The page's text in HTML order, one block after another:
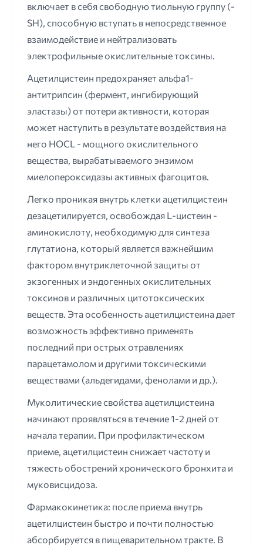
включает в себя свободную тиольную группу (-
SH), способную вступать в непосредственное
взаимодействие и нейтрализовать
электрофильные окислительные токсины.
Ацетилцистеин предохраняет альфа1-
антитрипсин (фермент, ингибирующий
эластазы) от потери активности, которая
может наступить в результате воздействия на
него HOCL - мощного окислительного
вещества, вырабатываемого энзимом
миелопероксидазы активных фагоцитов.
Легко проникая внутрь клетки ацетилцистеин
дезацетилируется, освобождая L-цистеин -
аминокислоту, необходимую для синтеза
глутатиона, который является важнейшим
фактором внутриклеточной защиты от
экзогенных и эндогенных окислительных
токсинов и различных цитотоксических
веществ. Эта особенность ацетилцистеина дает
возможность эффективно применять
последний при острых отравлениях
парацетамолом и другими токсическими
веществами (альдегидами, фенолами и др.).
Муколитические свойства ацетилцистеина
начинают проявляться в течение 1-2 дней от
начала терапии. При профилактическом
приеме, ацетилцистеин снижает частоту и
тяжесть обострений хронического бронхита и
муковисцидоза.
Фармакокинетика: после приема внутрь
ацетилцистеин быстро и почти полностью
абсорбируется в пищеварительном тракте. В